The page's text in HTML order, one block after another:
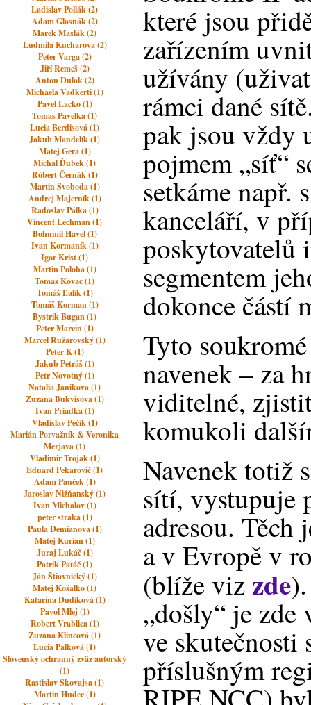
Ladislav Pollák (2)
Adam Glasnák (2)
Marek Maslák (2)
Ludmila Kucharova (2)
Peter Varga (2)
Jiří Remeš (2)
Anton Dulak (2)
Michaela Vadkerti (1)
Pavel Lacko (1)
Tomas Pavelka (1)
Lucia Berdisová (1)
Jakub Mandelík (1)
Matej Gera (1)
Michal Ďubek (1)
Róbert Černák (1)
Martin Svoboda (1)
Andrej Majerník (1)
Radoslav Pálka (1)
Vincent Lechman (1)
Bohumil Havel (1)
Ivan Kormaník (1)
Igor Krist (1)
Martin Poloha (1)
Tomas Kovac (1)
Tomáš Ľalík (1)
Tomáš Korman (1)
Bystrik Bugan (1)
Peter Marcin (1)
Marcel Ružarovský (1)
Peter K (1)
Jakub Petráš (1)
Petr Novotný (1)
Natalia Janikova (1)
Zuzana Bukvisova (1)
Ivan Priadka (1)
Vladislav Pečík (1)
Marián Porvažník & Veronika
Merjava (1)
Vladimir Trojak (1)
Eduard Pekarovič (1)
Adam Pauček (1)
Jaroslav Nižňanský (1)
Ivan Michalov (1)
peter straka (1)
Paula Demianova (1)
Matej Kurian (1)
Juraj Lukáč (1)
Patrik Patáč (1)
Ján Štiavnický (1)
Matej Košalko (1)
Katarína Dudíková (1)
Pavol Mlej (1)
Robert Vrablica (1)
Zuzana Klincová (1)
Lucia Palková (1)
Slovenský ochranný zväz autorský
(1)
Rastislav Skovajsa (1)
Martin Hudec (1)
které jsou
zařízením
užívány
rámci dané
pak jsou vždy
pojmem „síť“
setkáme např.
kanceláří, v
poskytovatelů
segmentem
dokonce částí
Tyto
navenek – za
viditelné,
komukoli
Navenek totiž
sítí, vystupuje
adresou. Těch
a v Evropě v
(blíže vizzde
„došly“ je zde
ve skutečnosti
příslušným